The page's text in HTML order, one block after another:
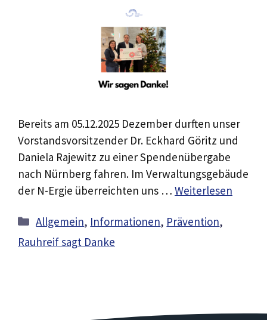
Bereits am 05.12.2025 Dezember durften unser
Vorstandsvorsitzender Dr. Eckhard Göritz und
Daniela Rajewitz zu einer Spendenübergabe
nach Nürnberg fahren. Im Verwaltungsgebäude
der N-Ergie überreichten uns … Weiterlesen
Kategorien
Allgemein, Informationen, Prävention,
Rauhreif sagt Danke